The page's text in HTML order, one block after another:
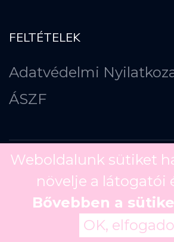
FELTÉTELEK
Adatvédelmi
ÁSZF
Copyright © 2026
Weboldalunk sütiket
növelje a látogatói
Bővebben a
OK,